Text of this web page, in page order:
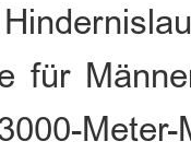
für
Meter-